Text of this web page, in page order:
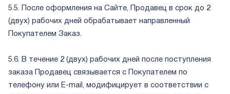
5.5. После оформления на Сайте, Продавец в срок до 2
(двух) рабочих дней обрабатывает направленный
Покупателем Заказ.
5.6. В течение 2 (двух) рабочих дней после поступления
заказа Продавец связывается с Покупателем по
телефону или E-mail, модифицирует в соответствии с